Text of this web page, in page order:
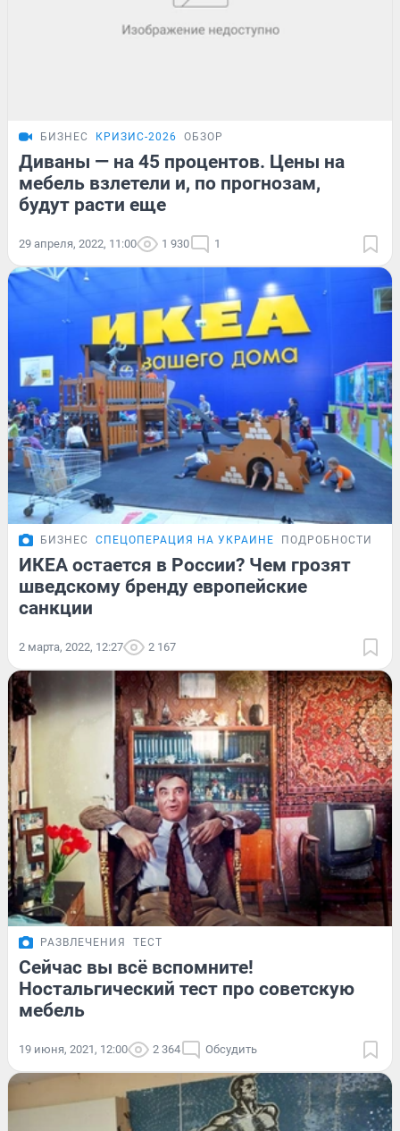
БИЗНЕС КРИЗИС-2026 ОБЗОР
Диваны — на 45 процентов. Цены на
мебель взлетели и, по прогнозам,
будут расти еще
29 апреля, 2022, 11:00 1 930 1
БИЗНЕС СПЕЦОПЕРАЦИЯ НА УКРАИНЕ ПОДРОБНОСТИ
ИКЕА остается в России? Чем грозят
шведскому бренду европейские
санкции
2 марта, 2022, 12:27 2 167
РАЗВЛЕЧЕНИЯ ТЕСТ
Сейчас вы всё вспомните!
Ностальгический тест про советскую
мебель
19 июня, 2021, 12:00 2 364 Обсудить